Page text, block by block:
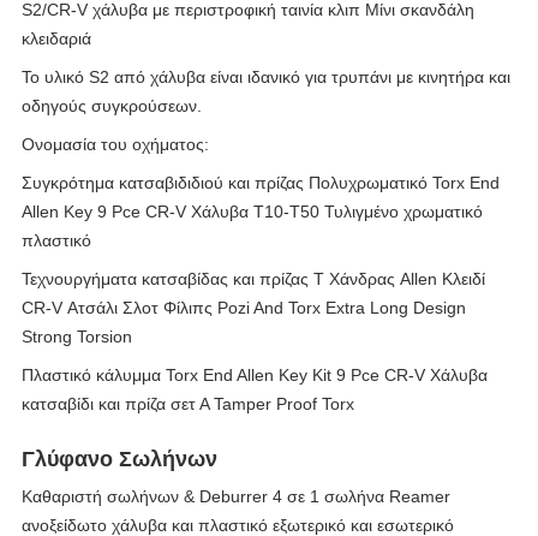
S2/CR-V χάλυβα με περιστροφική ταινία κλιπ Μίνι σκανδάλη
κλειδαριά
Το υλικό S2 από χάλυβα είναι ιδανικό για τρυπάνι με κινητήρα και
οδηγούς συγκρούσεων.
Ονομασία του οχήματος:
Συγκρότημα κατσαβιδιδιού και πρίζας Πολυχρωματικό Torx End
Allen Key 9 Pce CR-V Χάλυβα T10-T50 Τυλιγμένο χρωματικό
πλαστικό
Τεχνουργήματα κατσαβίδας και πρίζας Τ Χάνδρας Allen Κλειδί
CR-V Ατσάλι Σλοτ Φίλιπς Pozi And Torx Extra Long Design
Strong Torsion
Πλαστικό κάλυμμα Torx End Allen Key Kit 9 Pce CR-V Χάλυβα
κατσαβίδι και πρίζα σετ Α Tamper Proof Torx
Γλύφανο Σωλήνων
Καθαριστή σωλήνων & Deburrer 4 σε 1 σωλήνα Reamer
ανοξείδωτο χάλυβα και πλαστικό εξωτερικό και εσωτερικό